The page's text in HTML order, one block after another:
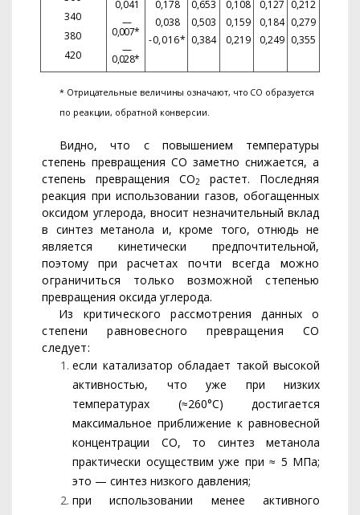
340
380
420
0,041
—
0,007*
—
0,028*
0,178
0,038
-0,016*
0,653
0,503
0,384
0,108
0,159
0,219
0,127
0,184
0,249
0,212
0,279
0,355
* Отрицательные величины означают, что СО образуется
по реакции, обратной конверсии.
Видно, что с повышением температуры
степень превращения СОзаметно снижается, а
степень превращения СО2
растет. Последняя
реакция при использовании газов, обогащенных
оксидом углерода, вносит незначительный вклад
в синтез метанола и, кроме того, от­нюдь не
является кинетически предпочтительной,
поэтому при рас­четах почти всегда можно
ограничиться только возможной сте­пенью
превращения оксида углерода.
Из критического рассмотрения данных о
степени равновесного превращения СО
следует:
если катализатор обладает такой высокой
активностью, что уже при низких
температурах (≈260°С) достигается
максималь­ное приближение к равновесной
концентрации СО, то синтез метанола
практически осуществим уже при ≈ 5 МПа;
это — синтез низкого давления;
при использовании менее активного